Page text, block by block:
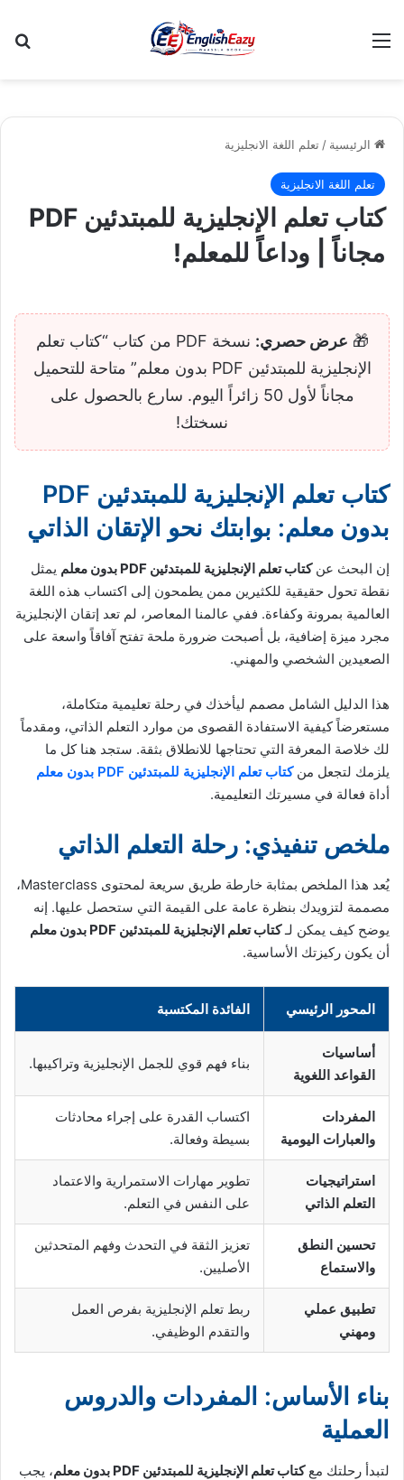
القائمة
الرئيسية / تعلم اللغة الانجليزية
تعلم اللغة الانجليزية
كتاب تعلم الإنجليزية للمبتدئين PDF
مجاناً | وداعاً للمعلم!
🎁 عرض حصري:
نسخة PDF من كتاب “كتاب تعلم
الإنجليزية للمبتدئين PDF بدون معلم” متاحة للتحميل
مجاناً لأول 50 زائراً اليوم. سارع بالحصول على
نسختك!
كتاب تعلم الإنجليزية للمبتدئين PDF
بدون معلم: بوابتك نحو الإتقان الذاتي
إن البحث عنكتاب تعلم الإنجليزية للمبتدئين PDF بدون معلم
يمثل
نقطة تحول حقيقية للكثيرين ممن يطمحون إلى اكتساب هذه اللغة
العالمية بمرونة وكفاءة. ففي عالمنا المعاصر، لم تعد إتقان الإنجليزية
مجرد ميزة إضافية، بل أصبحت ضرورة ملحة تفتح آفاقاً واسعة على
الصعيدين الشخصي والمهني.
هذا الدليل الشامل مصمم ليأخذك في رحلة تعليمية متكاملة،
مستعرضاً كيفية الاستفادة القصوى من موارد التعلم الذاتي، ومقدماً
لك خلاصة المعرفة التي تحتاجها للانطلاق بثقة. ستجد هنا كل ما
يلزمك لتجعل منكتاب تعلم الإنجليزية للمبتدئين PDF بدون معلم
أداة فعالة في مسيرتك التعليمية.
ملخص تنفيذي: رحلة التعلم الذاتي
يُعد هذا الملخص بمثابة خارطة طريق سريعة لمحتوى Masterclass،
مصممة لتزويدك بنظرة عامة على القيمة التي ستحصل عليها. إنه
يوضح كيف يمكن لـكتاب تعلم الإنجليزية للمبتدئين PDF بدون معلم
أن يكون ركيزتك الأساسية.
المحور الرئيسي الفائدة المكتسبة
أساسيات
القواعد اللغوية
بناء فهم قوي للجمل الإنجليزية وتراكيبها.
المفردات
والعبارات اليومية
اكتساب القدرة على إجراء محادثات
بسيطة وفعالة.
استراتيجيات
التعلم الذاتي
تطوير مهارات الاستمرارية والاعتماد
على النفس في التعلم.
تحسين النطق
والاستماع
تعزيز الثقة في التحدث وفهم المتحدثين
الأصليين.
تطبيق عملي
ومهني
ربط تعلم الإنجليزية بفرص العمل
والتقدم الوظيفي.
بناء الأساس: المفردات والدروس
العملية
لتبدأ رحلتك معكتاب تعلم الإنجليزية للمبتدئين PDF بدون معلم
، يجب